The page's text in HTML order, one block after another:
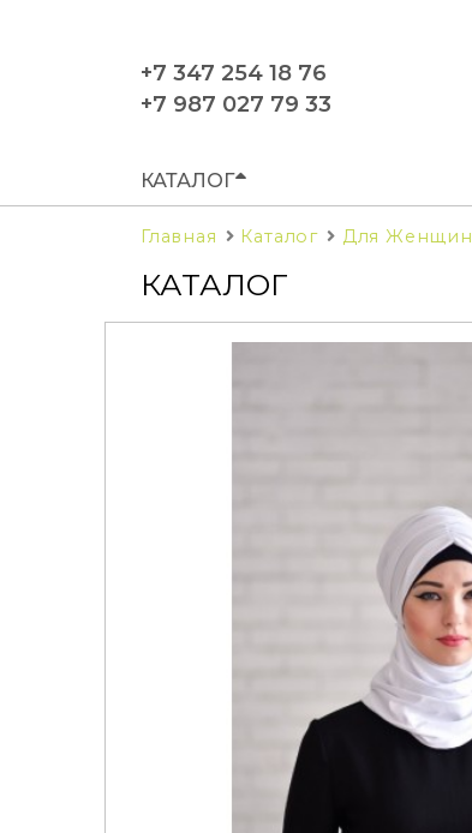
+7 347 254 18 76
+7 987 027 79 33
КАТАЛОГ
Главная Каталог Для Женщин
КАТАЛОГ